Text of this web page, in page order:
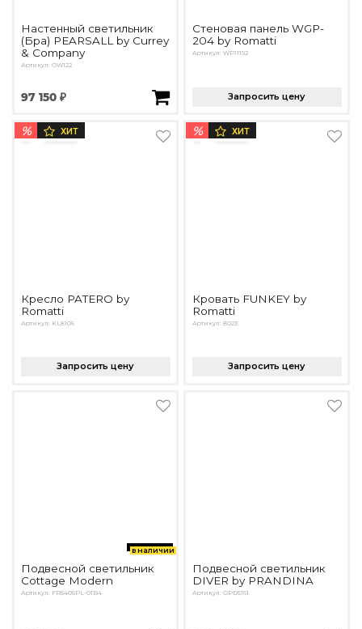
Настенный светильник
(Бра) PEARSALL by Currey
& Company
Артикул: OW122
97 150 ₽
Стеновая панель WGP-
204 by Romatti
Артикул: WP11192
Запросить цену
% ХИТ
Кресло PATERO by
Romatti
Артикул: KL8106
Запросить цену
% ХИТ
Кровать FUNKEY by
Romatti
Артикул: 8023
Запросить цену
в наличии
Подвесной светильник
Cottage Modern
Артикул: FR5405PL-01B4
Подвесной светильник
DIVER by PRANDINA
Артикул: OPD5161